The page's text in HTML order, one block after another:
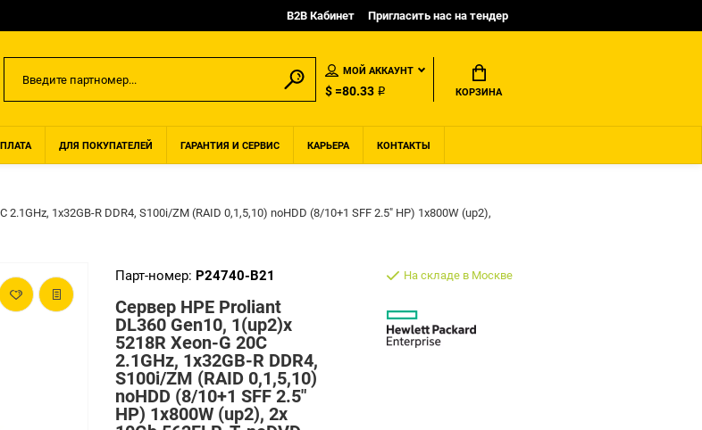
B2B Кабинет Пригласить нас на тендер
МОЙ АККАУНТ
$ =80.33 ₽ КОРЗИНА
ДЛЯ ПОКУПАТЕЛЕЙ ГАРАНТИЯ И СЕРВИС КАРЬЕРА КОНТАКТЫ
1x32GB-R DDR4, S100i/ZM (RAID 0,1,5,10) noHDD (8/10+1 SFF 2.5" HP) 1x800W (up2),
Парт-номер: P24740-B21
Сервер HPE Proliant
DL360 Gen10, 1(up2)x
5218R Xeon-G 20C
2.1GHz, 1x32GB-R DDR4,
S100i/ZM (RAID 0,1,5,10)
noHDD (8/10+1 SFF 2.5"
HP) 1x800W (up2), 2x
На складе в Москве